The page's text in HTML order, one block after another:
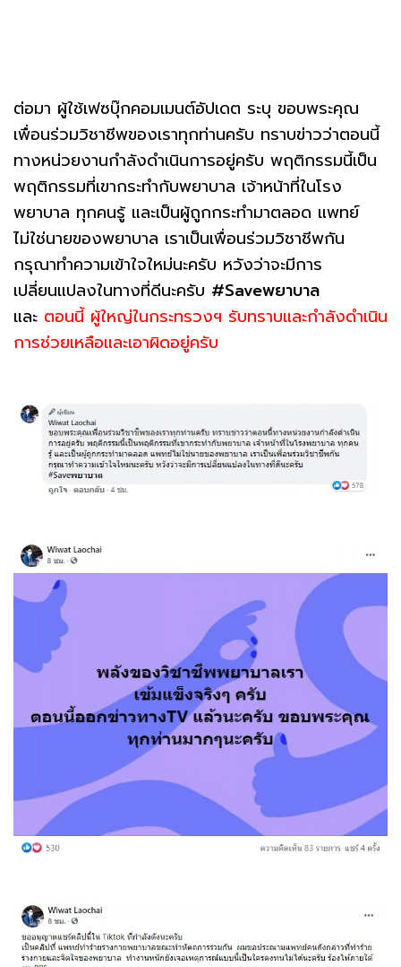
ต่อมา ผู้ใช้เฟซบุ๊กคอมเมนต์อัปเดต ระบุ ขอบพระคุณ
เพื่อนร่วมวิชาชีพของเราทุกท่านครับ ทราบข่าวว่าตอนนี้
ทางหน่วยงานกำลังดำเนินการอยู่ครับ พฤติกรรมนี้เป็น
พฤติกรรมที่เขากระทำกับพยาบาล เจ้าหน้าที่ในโรง
พยาบาล ทุกคนรู้ และเป็นผู้ถูกกระทำมาตลอด แพทย์
ไม่ใช่นายของพยาบาล เราเป็นเพื่อนร่วมวิชาชีพกัน
กรุณาทำความเข้าใจใหม่นะครับ หวังว่าจะมีการ
เปลี่ยนแปลงในทางที่ดีนะครับ #Saveพยาบาล
และ ตอนนี้ ผู้ใหญ่ในกระทรวงฯ รับทราบและกำลังดำเนิน
การช่วยเหลือและเอาผิดอยู่ครับ